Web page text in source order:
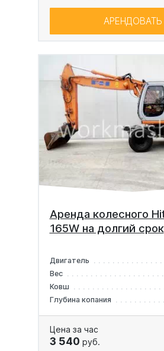
АРЕНДОВАТЬ
Аренда колесного
165W на долгий срок
Двигатель
Вес
Ковш
Глубина копания
Цена за час
3 540 руб.